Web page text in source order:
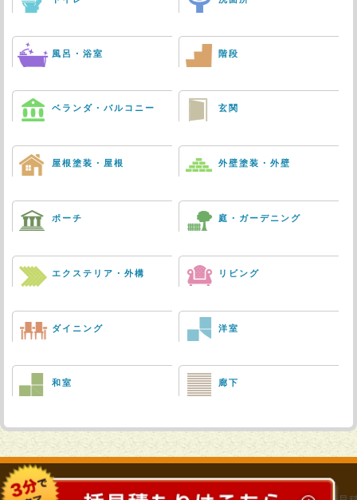
風呂・浴室 階段
ベランダ・バルコニー 玄関
屋根塗装・屋根 外壁塗装・外壁
ポーチ 庭・ガーデニング
エクステリア・外構 リビング
ダイニング 洋室
和室 廊下